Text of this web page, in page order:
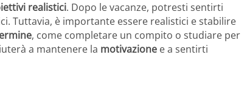
realistici. Dopo le vacanze, potresti sentirti
Tuttavia, è importante essere realistici e stabilire
, come completare un compito o studiare per
a mantenere la motivazione e a sentirti